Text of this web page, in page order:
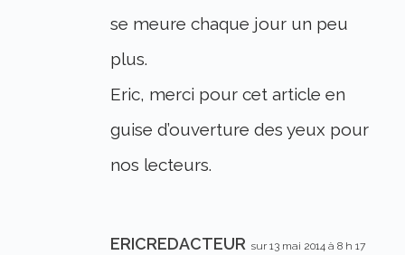
se meure chaque jour un peu
plus.
Eric, merci pour cet article en
guise d’ouverture des yeux pour
nos lecteurs.
ERICREDACTEUR sur 13 mai 2014 à 8 h 17